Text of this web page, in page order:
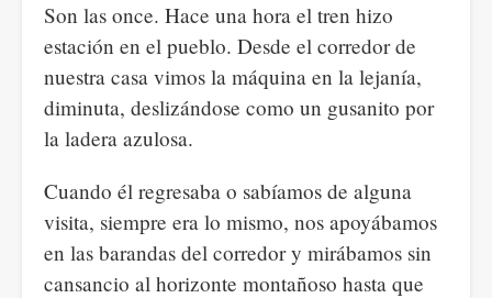
Son las once. Hace una hora el tren hizo
estación en el pueblo. Desde el corredor de
nuestra casa vimos la máquina en la lejanía,
diminuta, deslizándose como un gusanito por
la ladera azulosa.
Cuando él regresaba o sabíamos de alguna
visita, siempre era lo mismo, nos apoyábamos
en las barandas del corredor y mirábamos sin
cansancio al horizonte montañoso hasta que